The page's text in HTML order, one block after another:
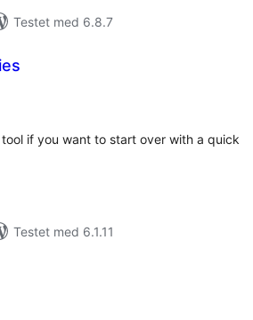
Testet med 6.8.7
if you want to start over with a quick
Testet med 6.1.11